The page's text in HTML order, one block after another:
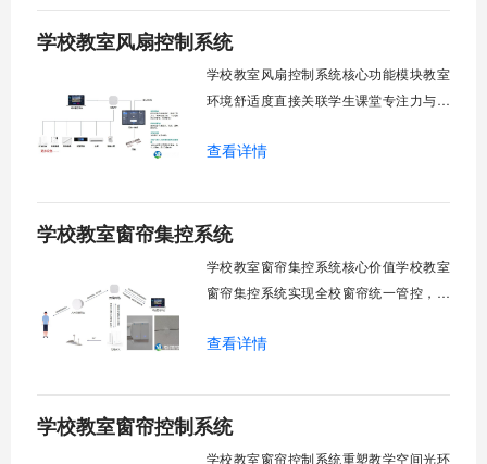
块清单：远程集中控制。智能定时调度。
环境自适应调节。能耗监测统计。故障预
学校教室风扇控制系统
学校教室风扇控制系统核心功能模块教室
环境舒适度直接关联学生课堂专注力与学
领域，打造教室风扇控制系统，实现温度
分组联动、安全防护六大模块一体化运
行，为学校提供精细化风扇管理方案。
查看详情
学校教室窗帘集控系统
学校教室窗帘集控系统核心价值学校教室
窗帘集控系统实现全校窗帘统一管控，提
能化改造后，一键完成全校窗帘开合，节
生视力健康，营造舒适教学环境。节能减
排效果显著，延长窗帘使用寿命，降低学
查看详情
学校教室窗帘控制系统
学校教室窗帘控制系统重塑教学空间光环